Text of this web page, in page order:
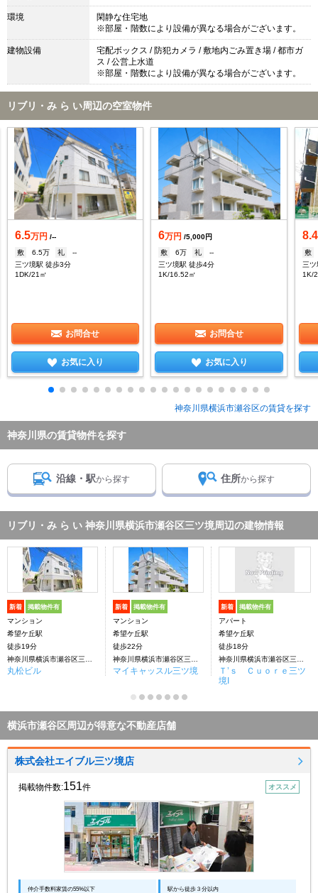
環境
閑静な住宅地
※部屋・階数により設備が異なる場合がございます。
建物設備
宅配ボックス / 防犯カメラ / 敷地内ごみ置き場 / 都市ガ
ス / 公営上水道
※部屋・階数により設備が異なる場合がございます。
リブリ・み ら い周辺の空室物件
6.5万円 /--
敷
6.5万 礼
--
三ツ境駅 徒歩3分
1DK/21㎡
お問合せ
お気に入り
6万円 /5,000円
敷
6万 礼
--
三ツ境駅 徒歩4分
1K/16.52㎡
お問合せ
お気に入り
8.4
敷
三
1K/
神奈川県横浜市瀬谷区の賃貸を探す
神奈川県の賃貸物件を探す
沿線・駅から探す 住所から探す
リブリ・み ら い 神奈川県横浜市瀬谷区三ツ境周辺の建物情報
新着 掲載物件有
マンション
希望ケ丘駅
徒歩19分
丸松ビル
新着 掲載物件有
マンション
希望ケ丘駅
徒歩22分
マイキャッスル三ツ境
新着 掲載物件有
アパート
希望ケ丘駅
徒歩18分
Ｔ’ｓ Ｃｕｏｒｅ三ツ
境I
横浜市瀬谷区周辺が得意な不動産店舗
株式会社エイブル三ツ境店
掲載物件数:151件 オススメ
仲介手数料家賃の55%以下 駅から徒歩３分以内